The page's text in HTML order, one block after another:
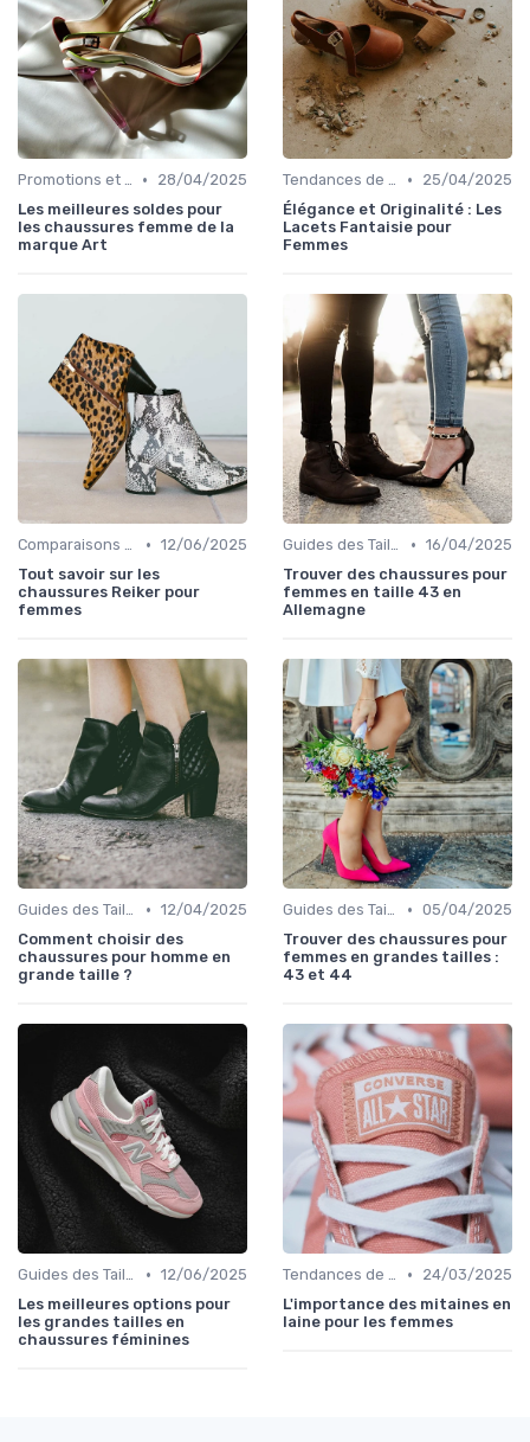
Promotions et Soldes •
28/04/2025
Les meilleures soldes pour
les chaussures femme de la
marque Art
Tendances de la Mode •
25/04/2025
Élégance et Originalité : Les
Lacets Fantaisie pour
Femmes
Comparaisons de Marques • 12/06/2025
Tout savoir sur les
chaussures Reiker pour
femmes
Guides des Tailles • 16/04/2025
Trouver des chaussures pour
femmes en taille 43 en
Allemagne
Guides des Tailles • 12/04/2025
Comment choisir des
chaussures pour homme en
grande taille ?
Guides des Tailles • 05/04/2025
Trouver des chaussures pour
femmes en grandes tailles :
43 et 44
Guides des Tailles • 12/06/2025
Les meilleures options pour
les grandes tailles en
chaussures féminines
Tendances de la Mode •
24/03/2025
L'importance des mitaines en
laine pour les femmes